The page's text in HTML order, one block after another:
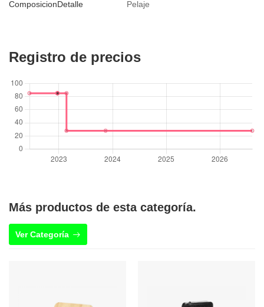
ComposicionDetalle Pelaje
Registro de precios
Más productos de esta categoría.
Ver Categoría